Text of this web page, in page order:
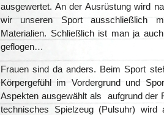
ausgewertet. An der Ausrüstung wird
wir unseren Sport ausschließlich
Materialien. Schließlich ist man ja
geflogen…
Frauen sind da anders. Beim Sport
Körpergefühl im Vordergrund und
Aspekten ausgewählt als aufgrund der
technisches Spielzeug (Pulsuhr)